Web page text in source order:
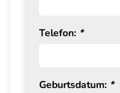
Telefon: *
Geburtsdatum: *